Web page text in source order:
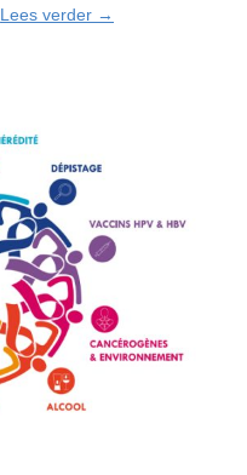
Lees verder Nieuw
sites
het
CHIREC
→